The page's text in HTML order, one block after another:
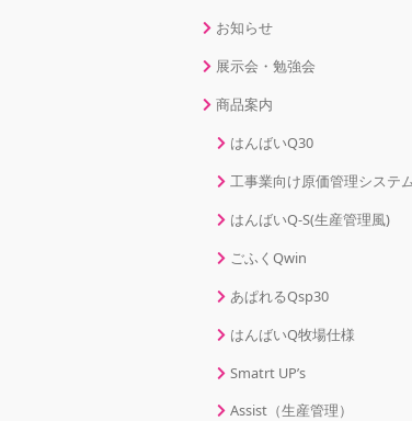
お知らせ
展示会・勉強会
商品案内
はんばいQ30
工事業向け原価管理システ
はんばいQ-S(生産管理風)
ごふくQwin
あぱれるQsp30
はんばいQ牧場仕様
Smatrt UP’s
Assist（生産管理）